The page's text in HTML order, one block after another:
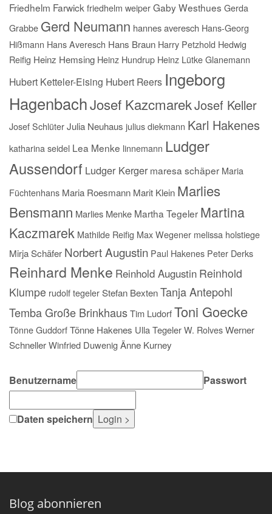
Friedhelm Farwick friedhelm weiperGaby Westhues Gerda
Grabbe Gerd Neumann hannes averesch Hans-Georg
Hißmann Hans Averesch Hans Braun Harry Petzhold Hedwig
Reifig Heinz Hemsing Heinz Hundrup Heinz Lütke Glanemann
Hubert Ketteler-Eising Hubert Reers Ingeborg
HagenbachJosef KazcmarekJosef Keller
Josef SchlüterJulia Neuhaus julius diekmann Karl Hakenes
katharina seidel Lea Menke linnemann Ludger
Aussendorf Ludger Kerger maresa schäper Maria
Füchtenhans Maria Roesmann Marit Klein Marlies
Bensmann Marlies Menke Martha Tegeler Martina
Kaczmarek Mathilde Reifig Max Wegener melissa holstiege
Mirja Schäfer Norbert Augustin Paul Hakenes Peter Derks
Reinhard Menke Reinhold Augustin Reinhold
Klumpe rudolf tegelerStefan BextenTanja Antepohl
Temba Große BrinkhausTim LudorfToni Goecke
Tönne GuddorfTönne Hakenes Ulla TegelerW. RolvesWerner
SchnellerWinfried DuwenigÄnne Kurney
Benutzername Passwort
Daten speichern
Blog abonnieren